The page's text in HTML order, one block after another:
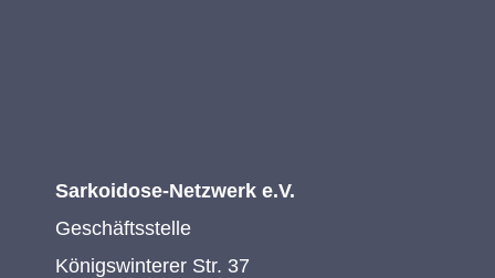
Sarkoidose-Netzwerk e.V.
Geschäftsstelle
Königswinterer Str. 37